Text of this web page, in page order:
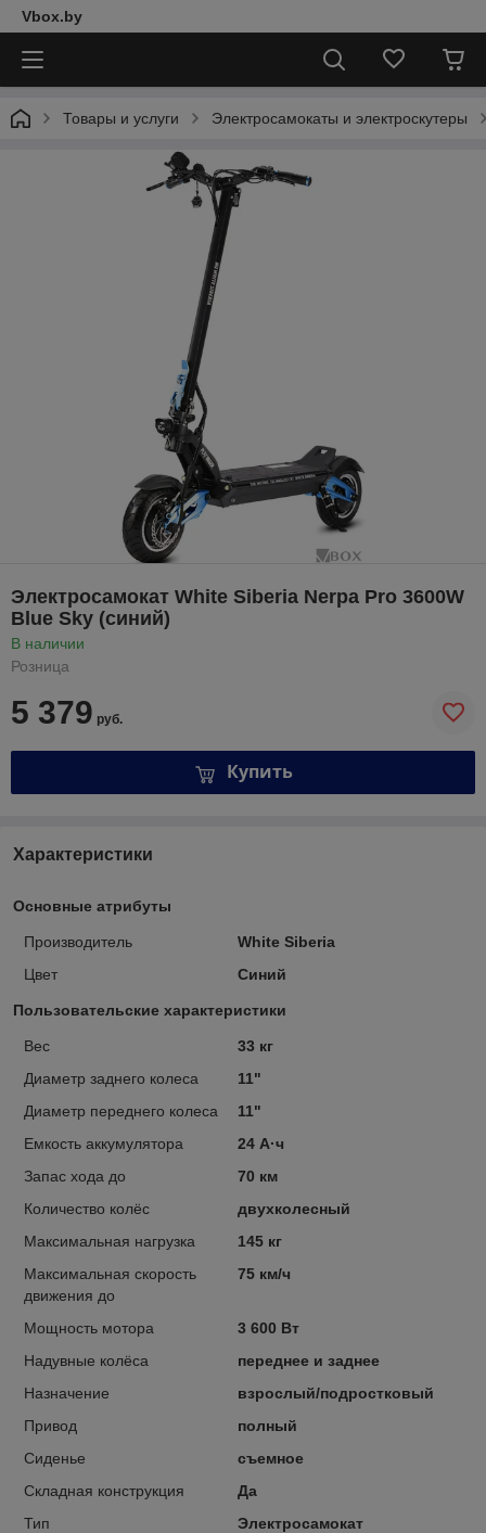
Vbox.by
Товары и услуги Электросамокаты и электроскутеры
Электросамокат White Siberia Nerpa Pro 3600W
Blue Sky (синий)
В наличии
Розница
5 379 руб.
Купить
Характеристики
Основные атрибуты
Производитель
White Siberia
Цвет
Синий
Пользовательские характеристики
Вес
33 кг
Диаметр заднего колеса
11"
Диаметр переднего колеса
11"
Емкость аккумулятора
24 А·ч
Запас хода до
70 км
Количество колёс
двухколесный
Максимальная нагрузка
145 кг
Максимальная скорость
движения до
75 км/ч
Мощность мотора
3 600 Вт
Надувные колёса
переднее и заднее
Назначение
взрослый/подростковый
Привод
полный
Сиденье
съемное
Складная конструкция
Да
Тип
Электросамокат